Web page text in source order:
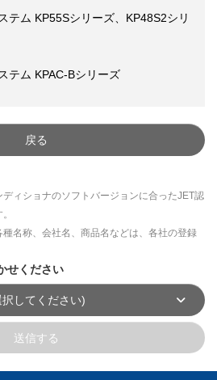
テム KP55Sシリーズ、KP48S2シリ
テム KPAC-Bシリーズ
戻る
ィショナのソフトバージョンに合ったJET認
名称、会社名、商品名などは、各社の登録
せください
択してください)
送信する